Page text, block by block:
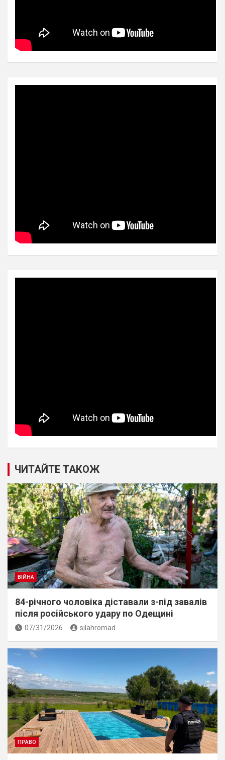
ЧИТАЙТЕ ТАКОЖ
ВІЙНА
84-річного чоловіка діставали з-під завалів
пiсля росiйського удару по Одещині
07/31/2026 silahromad
ПРАВО